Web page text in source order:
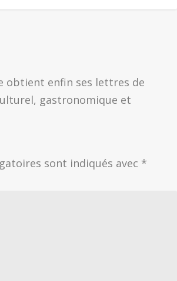
obtient enfin ses lettres de
gastronomique et
sont indiqués avec *